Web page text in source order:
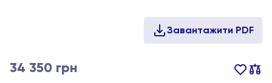
34 350 грн